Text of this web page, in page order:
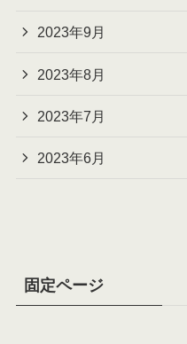
2023年9月
2023年8月
2023年7月
2023年6月
固定ページ